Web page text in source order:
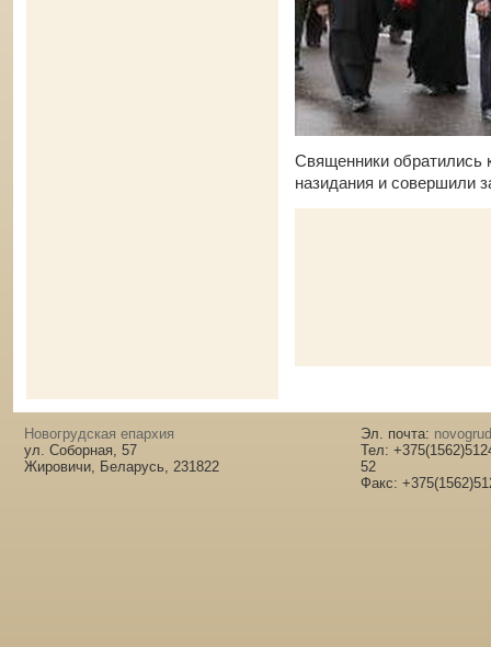
Священники обратились
назидания и совершили
Новогрудская епархия
ул. Соборная, 57
Жировичи, Беларусь, 231822
Эл. почта:
Тел:
52
Факс: